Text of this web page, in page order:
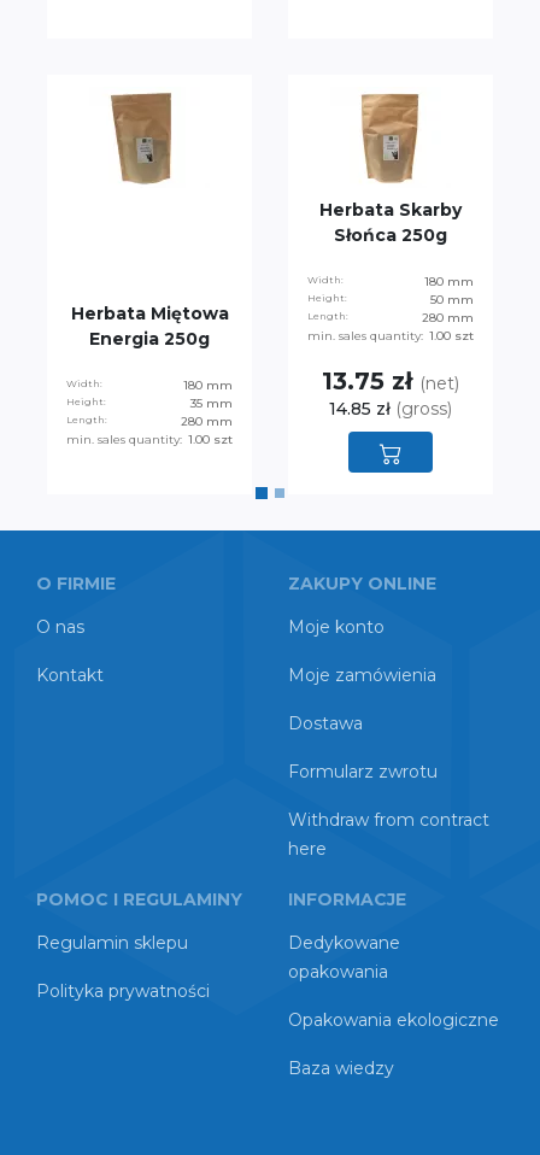
Herbata Miętowa
Energia 250g
Width: 180 mm
Height: 35 mm
Length:
280 mm
min. sales quantity: 1.00 szt
Herbata Skarby
Słońca 250g
Width: 180 mm
Height: 50 mm
Length:
280 mm
min. sales quantity: 1.00 szt
13.75 zł (net)
14.85 zł (gross)
O FIRMIE
O nas
Kontakt
ZAKUPY ONLINE
Moje konto
Moje zamówienia
Dostawa
Formularz zwrotu
Withdraw from contract
here
POMOC I REGULAMINY
Regulamin sklepu
Polityka prywatności
INFORMACJE
Dedykowane
opakowania
Opakowania ekologiczne
Baza wiedzy